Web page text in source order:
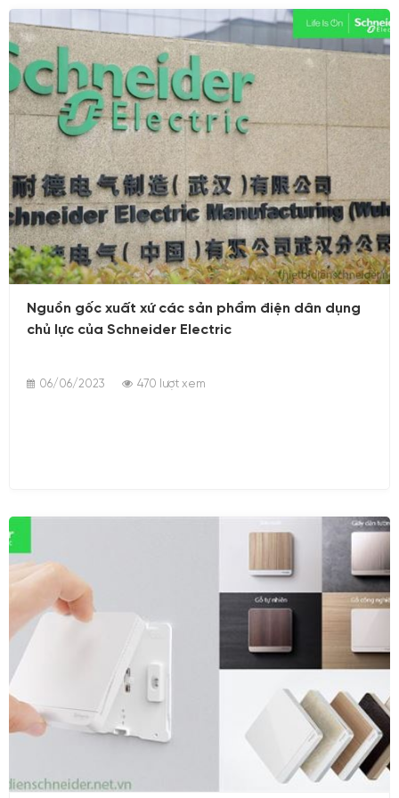
này chúng tôi gợi ý cho bạn những Bộ mẫu thiết kế
cho nhà ở dân dụng, công trình xây dựng hứa hẹn
mang đến sự hoàn hảo - an toàn cho ngôi nhà của
bạn.
06/06/2023
Nguồn gốc xuất xứ các sản phẩm điện dân dụng
chủ lực của Schneider Electric
06/06/2023 470 lượt xem
06/06/2023